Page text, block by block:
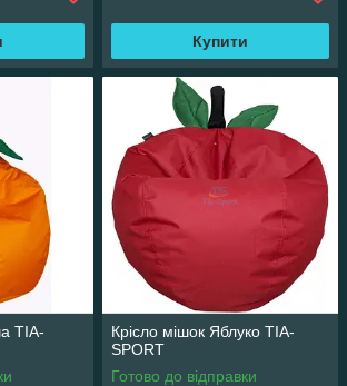
Купити
TIA-
Крісло мішок Яблуко TIA-
SPORT
Готово до відправки